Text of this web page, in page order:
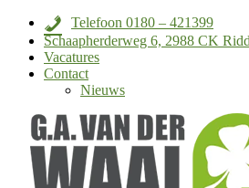
Telefoon 0180 – 421399
Schaapherderweg 6, 2988 CK
Vacatures
Contact
Nieuws